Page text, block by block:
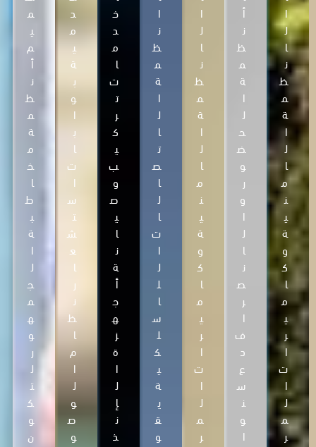
ا
ل
ا
ن
ظ
م
ة
ا
ل
ا
م
ن
ي
ة
و
ك
ا
م
ي
ر
ا
ت
ا
ل
م
ر
أ
ن
ظ
م
ة
ا
ل
ح
ض
و
ر
و
ا
ل
ا
ن
ص
ر
ا
ف
د
ع
س
ن
و
ا
ا
ل
ا
ن
ظ
م
ة
ا
ل
ا
م
ن
ي
ة
و
ك
ا
م
ي
ر
ا
ت
ا
ل
م
ر
ا
ن
ظ
م
ة
ا
ل
ا
ت
ص
ا
ل
ا
ت
ا
ل
ل
ا
س
ل
ك
ي
ة
ي
ق
و
خ
د
م
ا
ت
ت
ر
ك
ي
ب
و
ص
ي
ا
ن
ة
أ
ج
ه
ز
ة
ا
ل
إ
ن
ذ
د
م
ي
ة
ب
و
ا
ب
ا
ت
ا
س
ت
ش
ع
ا
ر
ن
ظ
ا
م
ا
ل
و
ص
و
م
ي
م
أ
ن
ظ
م
ة
م
خ
ا
ط
ب
ة
ا
ل
ج
م
ه
و
ر
ل
ت
ك
و
ن